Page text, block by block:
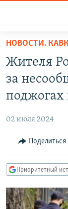
доступа
основному
Вернутся
Вернутся
поиску
МНЕНИЯ
КУЛЬТУРА
СЕВЕР.РЕАЛИИ
НОВОСТИ.
Жителя
за
поджогах
02 июля 2024
Поделиться
Приоритетный